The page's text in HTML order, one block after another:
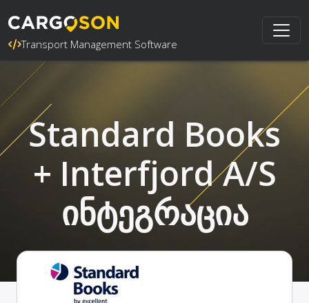
Transport Management Software
Standard Books
+ Interfjord A/S
ინტეგრაცია